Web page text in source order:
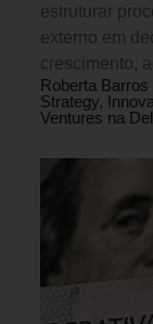
estruturar
externo em
crescimento,
Roberta
Strategy,
Ventures na